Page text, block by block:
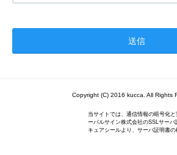
Copyright (C) 2016 kucca. All Rights
当サイトでは、通信情報の暗号化
ーバルサイン株式会社のSSLサー
キュアシールより、サーバ証明書の